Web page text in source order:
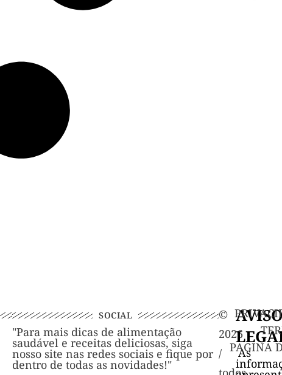
SOCIAL
"Para mais dicas de alimentação
saudável e receitas deliciosas, siga
nosso site nas redes sociais e fique por
dentro de todas as novidades!"
©️
2026
/ PAGINA
As